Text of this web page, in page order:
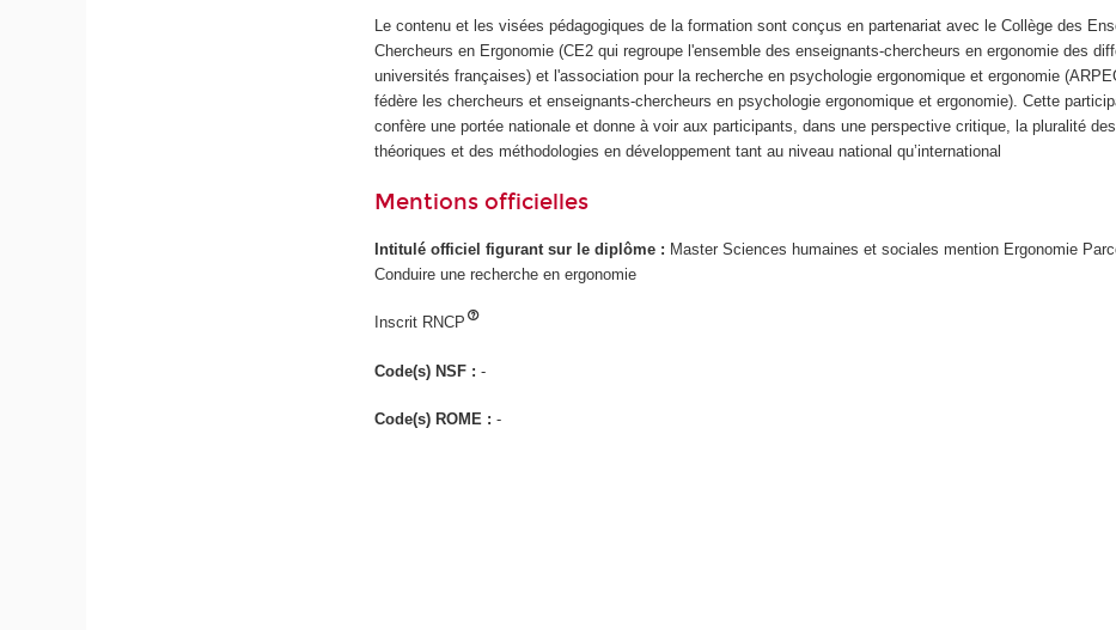
Le contenu et les visées pédagogiques de la formation sont conçus en partenariat avec le Collège des
Chercheurs en Ergonomie (CE2 qui regroupe l'ensemble des enseignants-chercheurs en ergonomie des
universités françaises) et l'association pour la recherche en psychologie ergonomique et ergonomie
fédère les chercheurs et enseignants-chercheurs en psychologie ergonomique et ergonomie). Cette
confère une portée nationale et donne à voir aux participants, dans une perspective critique, la pluralité
théoriques et des méthodologies en développement tant au niveau national qu’international
Mentions officielles
Intitulé officiel figurant sur le diplôme : Master Sciences humaines et sociales mention Ergonomie
Conduire une recherche en ergonomie
Inscrit RNCP
Code(s) NSF :-
Code(s) ROME :-